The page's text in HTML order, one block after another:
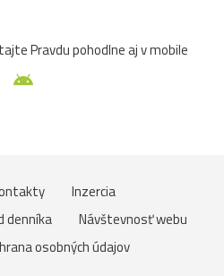
Pravdu pohodlne aj v mobile
Inzercia
denníka
Návštevnosť webu
osobných údajov